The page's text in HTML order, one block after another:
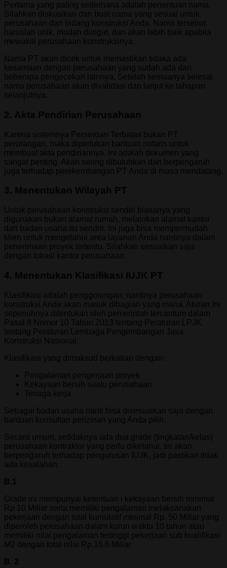
Pertama yang paling sederhana adalah penentuan nama.
Silahkan diskusikan dan buat nama yang sesuai untuk
perusahaan dan bidang konstruksi Anda. Nama tersebut
haruslah unik, mudah diingat, dan akan lebih baik apabila
mewakili perusahaan konstruksinya.
Nama PT akan dicek untuk memastikan tidaka ada
kesamaan dengan perusahaan yang sudah ada dan
beberapa pengecekan lainnya. Setelah semuanya selesai
nama perusahaan akan divalidasi dan lanjut ke tahapan
selanjutnya.
2. Akta Pendirian Perusahaan
Karena sistemnya Perseroan Terbatas bukan PT
perorangan, maka diperlukan bantuan notaris untuk
membuat akta pendiriannya. Ini adalah dokumen yang
sangat penting. Akan sering dibutuhkan dan berpengaruh
juga terhadap perekembangan PT Anda di masa mendatang.
3. Menentukan Wilayah PT
Untuk perusahaan konstruksi sendiri biasanya yang
digunakan bukan alamat rumah, melainkan alamat kantor
dari badan usaha itu sendiri. Ini juga bisa mempermudah
klien untuk mengetahui area layanan Anda nantinya dalam
penerimaan proyek tertentu. Silahkan sesuaikan saja
dengan lokasi kantor perusahaan.
4. Menentukan Klasifikasi IUJK PT
Klasifikasi adalah penggolongan, nantinya perusahaan
konstruksi Anda akan masuk dibagian yang mana. Aturan ini
sepenuhnya ditentukan oleh pemerintah tercantum dalam
Pasal 8 Nomor 10 Tahun 2013 tentang Peraturan LPJK
tentang Peraturan Lembaga Pengembangan Jasa
Konstruksi Nasional.
Klasifikasi yang dimaksud berkaitan dengan:
Pengalaman pengerjaan proyek
Kekayaan bersih suatu perusahaan
Tenaga kerja
Sebagai badan usaha nanti bisa disesuaikan saja dengan
bantuan konsultan perizinan yang Anda pilih.
Secara umum, setidaknya ada dua grade (tingkatan/kelas)
perusahaan kontraktor yang perlu diketahui. Ini akan
berpengaruh terhadap pengurusan IUJK, jadi pastikan tidak
ada kesalahan.
B.1
Grade ini mempunyai ketentuan i kekayaan bersih minimal
Rp 10 Miliar serta memiliki pengalaman melaksanakan
pekerjaan dengan total kumulatif minimal Rp. 50 Miliar yang
diperoleh perusahaan dalam kurun waktu 10 tahun atau
memiliki nilai pengalaman tertinggi pekerjaan sub kualifikasi
M2 dengan total nilai Rp.16,6 Miliar
B. 2